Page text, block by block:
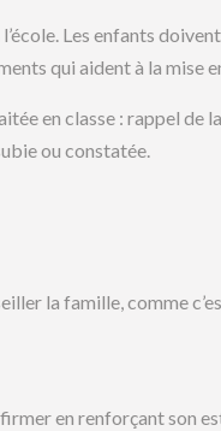
Les enfants
qui aident à la mise
en classe : rappel de
ou constatée.
la famille, comme
en renforçant son